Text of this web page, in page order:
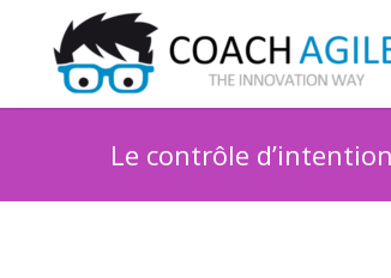
Le contrôle d’intention